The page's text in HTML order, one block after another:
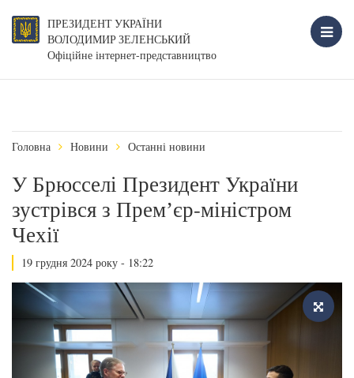
ПРЕЗИДЕНТ УКРАЇНИ
ВОЛОДИМИР ЗЕЛЕНСЬКИЙ
Офіційне інтернет-представництво
Головна Новини Останні новини
У Брюсселі Президент України
зустрівся з Премʼєр-міністром
Чехії
19 грудня 2024 року - 18:22